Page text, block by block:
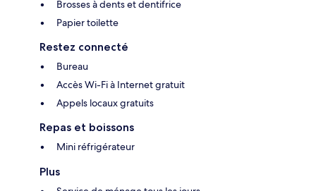
Brosses à dents et dentifrice
Papier toilette
Restez connecté
Bureau
Accès Wi-Fi à Internet gratuit
Appels locaux gratuits
Repas et boissons
Mini réfrigérateur
Plus